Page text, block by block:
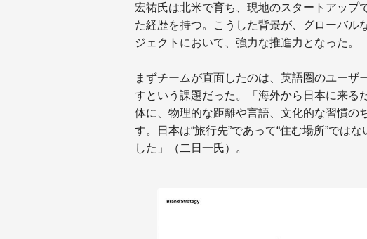
宏祐氏は北米で育ち、現地のスタートアップ
た経歴を持つ。こうした背景が、グローバル
ジェクトにおいて、強力な推進力となった。
まずチームが直面したのは、英語圏のユーザ
すという課題だった。「海外から日本に来る
体に、物理的な距離や言語、文化的な習慣の
す。日本は“旅行先”であって“住む場所”では
した」（二日一氏）。